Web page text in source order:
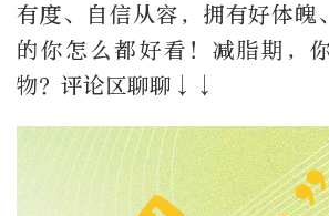
有度、自信从容，拥有好体魄
的你怎么都好看！减脂期，
物？评论区聊聊↓↓​​​